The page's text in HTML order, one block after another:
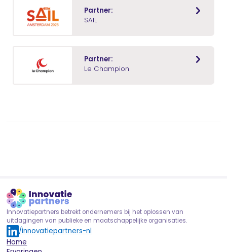
Partner:
SAIL
Partner:
Le Champion
Innovatiepartners betrekt ondernemers bij het oplossen van
uitdagingen van publieke en maatschappelijke organisaties.
/innovatiepartners-nl
Home